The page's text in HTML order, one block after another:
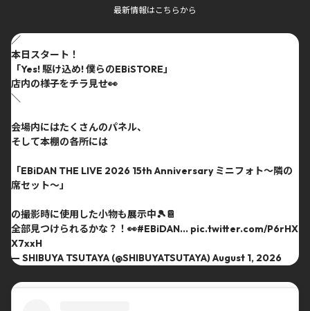
最新情報はこちらから
／
本日スタート！
「Yes! 駆け込め! 僕らのEBiSTORE」
店内の様子をチラ見せ👀
＼
会場内にはたくさんのパネル、
そして本棚の各所には
「EBiDAN THE LIVE 2026 15th Anniversary ミニフォト〜隣の
席セット〜」
の撮影時に使用した小物も展示中🎾📔
全部見つけられるかな？！👀#EBiDAN… pic.twitter.com/P6rHX
X7xxH
— SHIBUYA TSUTAYA (@SHIBUYATSUTAYA)August 1, 2026